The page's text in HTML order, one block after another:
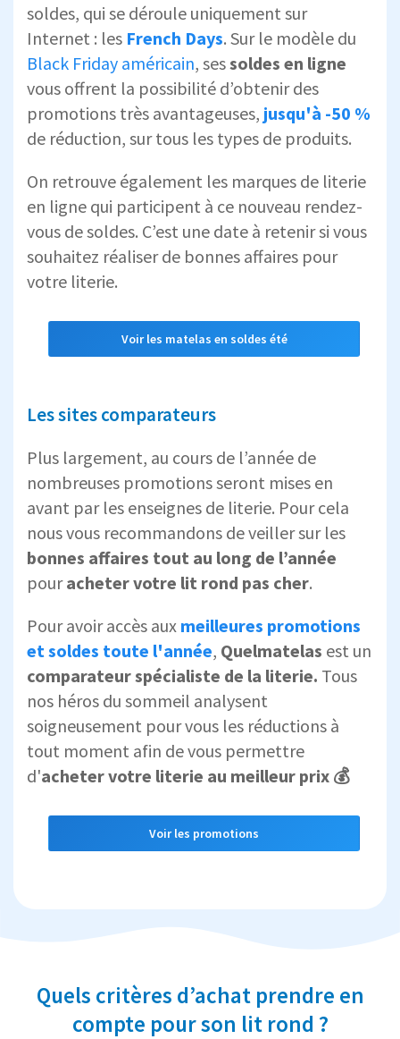
soldes, qui se déroule uniquement sur
Internet : les French Days. Sur le modèle du
Black Friday américain, sessoldes en ligne
vous offrent la possibilité d’obtenir des
promotions très avantageuses, jusqu'à -50 %
de réduction, sur tous les types de produits.
On retrouve également les marques de literie
en ligne qui participent à ce nouveau rendez-
vous de soldes. C’est une date à retenir si vous
souhaitez réaliser de bonnes affaires pour
votre literie.
Voir les matelas en soldes été
Les sites comparateurs
Plus largement, au cours de l’année de
nombreuses promotions seront mises en
avant par les enseignes de literie. Pour cela
nous vous recommandons de veiller sur les
bonnes affaires tout au long de l’année
pouracheter votre lit rond pas cher.
Pour avoir accès aux meilleures promotions
et soldes toute l'année, Quelmatelas est un
comparateur spécialiste de la literie. Tous
nos héros du sommeil analysent
soigneusement pour vous les réductions à
tout moment afin de vous permettre
d'acheter votre literie au meilleur prix 💰
Voir les promotions
Quels critères d’achat prendre en
compte pour son lit rond ?